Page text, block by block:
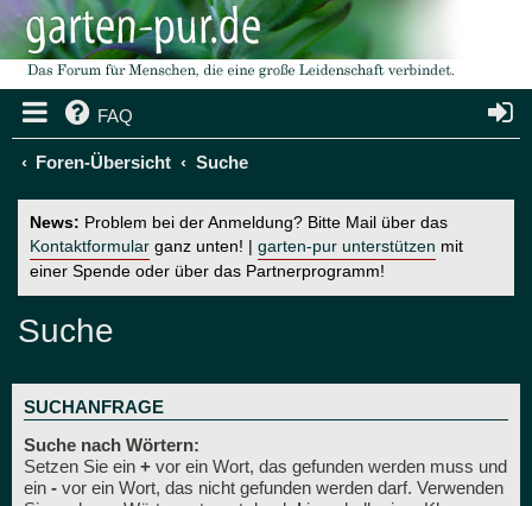
FAQ
Foren-Übersicht Suche
News: Problem bei der Anmeldung? Bitte Mail über das
Kontaktformular ganz unten! | garten-pur unterstützen mit
einer Spende oder über das Partnerprogramm!
Suche
SUCHANFRAGE
Suche nach Wörtern:
Setzen Sie ein + vor ein Wort, das gefunden werden muss und
ein - vor ein Wort, das nicht gefunden werden darf. Verwenden